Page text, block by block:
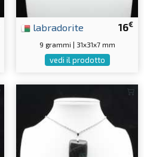
16€
labradorite
9 grammi | 31x31x7 mm
vedi il prodotto